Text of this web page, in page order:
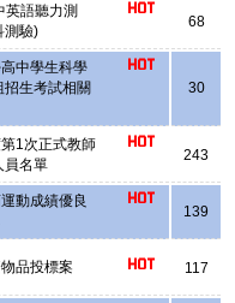
英語聽力測
測驗)
68
中學生科學
生考試相關
30
1次正式教師
員名單
243
動成績優良
139
品投標案 117